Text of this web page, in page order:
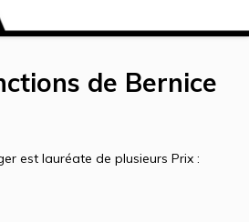
de Bernice
est lauréate de plusieurs Prix :